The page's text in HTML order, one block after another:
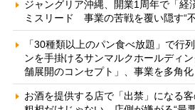
ジャングリア沖縄、開業1周年で「経
ミスリード 事業の苦戦を覆い隠す“
「30種類以上のパン食べ放題」で行
ンを手掛けるサンマルクホールディ
舗展開のコンセプト」、事業を多角
お酒を提供する店で「出禁」になる